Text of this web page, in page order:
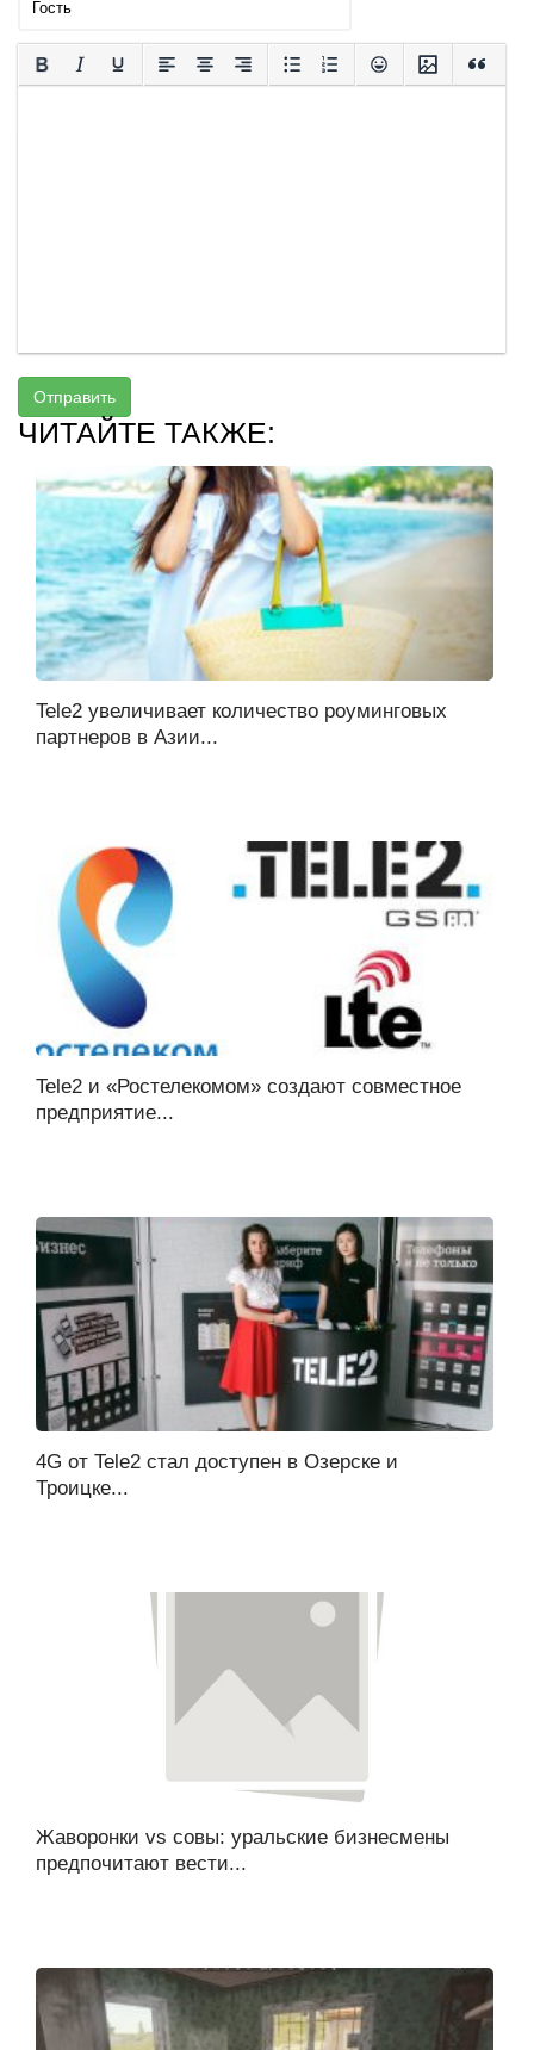
Отправить
ЧИТАЙТЕ ТАКЖЕ:
Tele2 увеличивает количество роуминговых
партнеров в Азии...
Tele2 и «Ростелекомом» создают совместное
предприятие...
4G от Tele2 стал доступен в Озерске и
Троицке...
Жаворонки vs совы: уральские бизнесмены
предпочитают вести...